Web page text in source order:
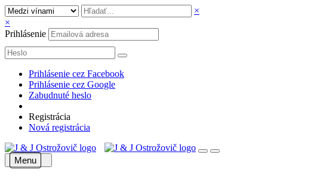
×
×
Prihlásenie
Prihlásenie cez Facebook
Prihlásenie cez Google
Zabudnuté heslo
Registrácia
Nová registrácia
Menu